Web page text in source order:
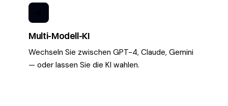
Multi-Modell-KI
Wechseln Sie zwischen GPT-4, Claude, Gemini
— oder lassen Sie die KI wahlen.